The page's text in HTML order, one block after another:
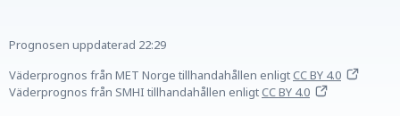
Prognosen uppdaterad 22:29
Väderprognos från MET Norge tillhandahållen enligtCC BY 4.0
Väderprognos från SMHI tillhandahållen enligtCC BY 4.0